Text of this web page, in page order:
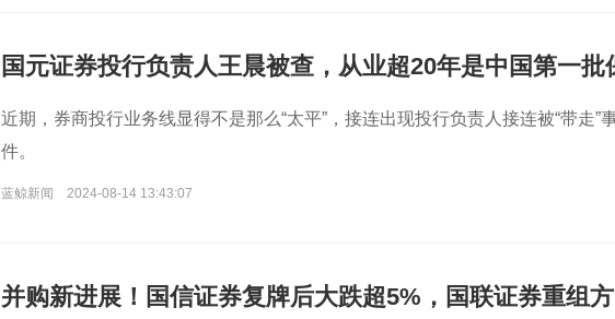
国元证券投行负责人王晨被查，从业超20年是中国第一批
代
近期，券商投行业务线显得不是那么“太平”，接连出现投行负责人接连被“带走”
件。
蓝鲸新闻 2024-08-14 13:43:07
并购新进展！国信证券复牌后大跌超5%，国联证券重组方